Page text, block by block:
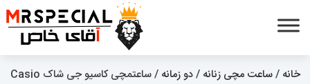
خانه /ساعت مچی زنانه /دو زمانه
/ ساعتمچی کاسیو جی شاک Casio